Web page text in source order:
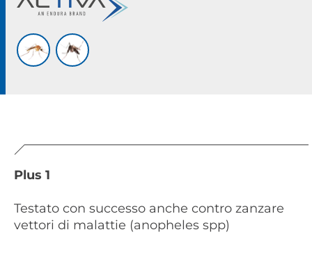
Plus 1
Testato con successo anche contro zanzare
vettori di malattie (anopheles spp)